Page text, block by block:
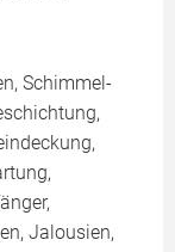
Schimmel-
Jalousien,